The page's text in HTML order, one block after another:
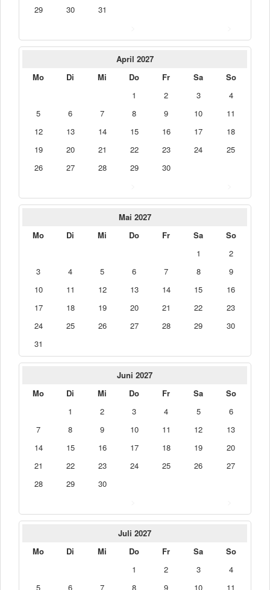
29
30
31
April 2027
Mo
Di Mi Do Fr Sa
So
1
2 3
4
5
6 7 8 9 10
11
12
13 14 15 16 17
18
19
20 21 22 23 24
25
26
27 28 29
30
Mai 2027
Mo
Di Mi Do Fr Sa
So
1
2
3
4 5 6 7 8
9
10
11 12 13 14 15
16
17
18 19 20 21 22
23
24
25 26 27 28 29
30
31
Juni 2027
Mo
Di Mi Do Fr Sa
So
1
2 3 4 5
6
7
8 9 10 11 12
13
14
15 16 17 18 19
20
21
22 23 24 25 26
27
28
29
30
Juli 2027
Mo
Di Mi Do Fr Sa
So
1
2 3
4
5
6 7 8 9 10 11